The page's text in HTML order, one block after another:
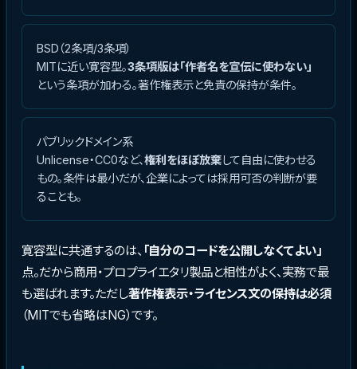
BSD（2条項/3条項）
MITに近い寛容型。3条項版は「作者名を宣伝に使わない」
という条項が加わる。著作権表示と免責の保持が条件。
パブリックドメイン系
Unlicense・CC0など、権利をほぼ放棄して自由に使わせる
もの。条件は最小だが、企業によっては採用可否の判断が要
ることも。
寛容型に共通するのは、 「自分のコードを公開しなくてよい」
点。だから商用・プロプライエタリ製品と相性がよく、実務で最
も選ばれます。ただし著作権表示・ライセンス文の保持は必須
（MITでも省略はNG）です。